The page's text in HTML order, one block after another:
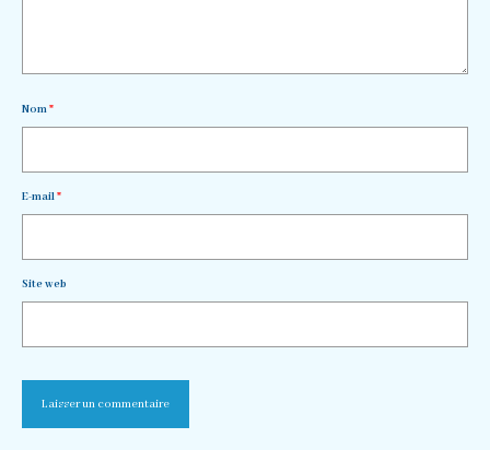
Nom*
E-mail*
Site web